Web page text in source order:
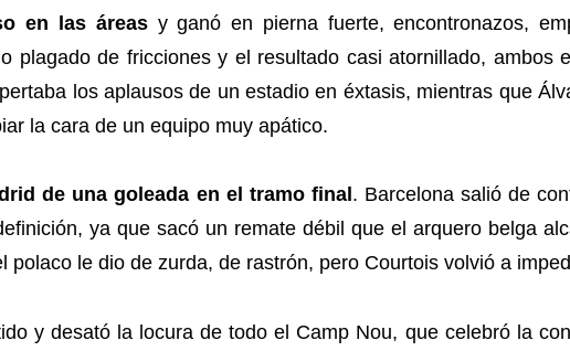
en las áreasy ganó en pierna fuerte, encontronazos,
plagado de fricciones y el resultado casi atornillado, ambos
los aplausos de un estadio en éxtasis, mientras que
la cara de un equipo muy apático.
de una goleada en el tramo final . Barcelona salió de
ya que sacó un remate débil que el arquero belga
polaco le dio de zurda, de rastrón, pero Courtois volvió a
y desató la locura de todo el Camp Nou, que celebró la